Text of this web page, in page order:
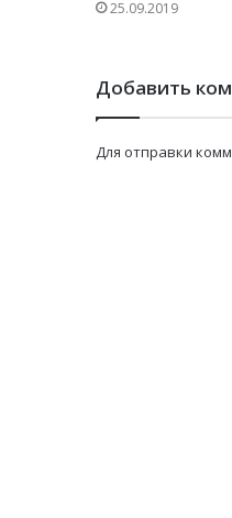
25.09.2019
Добавить
Для отправки